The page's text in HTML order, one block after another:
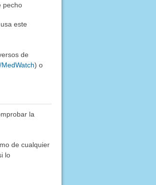
pecho
este
de
) o
la
de cualquier
lo